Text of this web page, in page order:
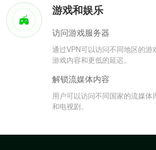
游戏和娱乐
访问游戏服务器
通过VPN可以访问不同地区的游
游戏内容和更低的延迟。
解锁流媒体内容
用户可以访问不同国家的流媒体
和电视剧。